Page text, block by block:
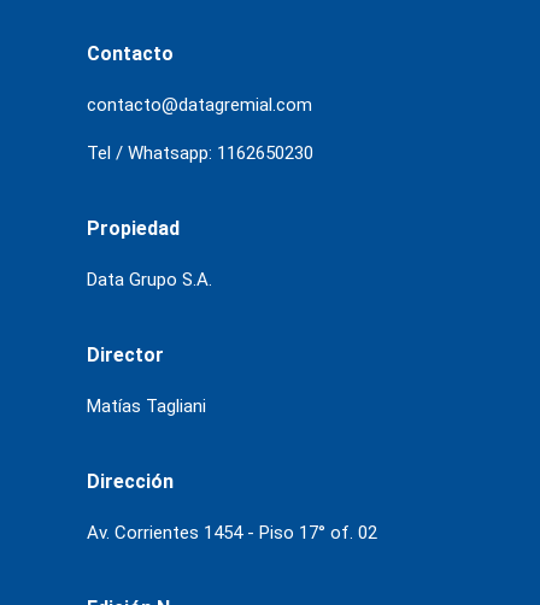
Contacto
contacto@datagremial.com
Tel / Whatsapp: 1162650230
Propiedad
Data Grupo S.A.
Director
Matías Tagliani
Dirección
Av. Corrientes 1454 - Piso 17° of. 02